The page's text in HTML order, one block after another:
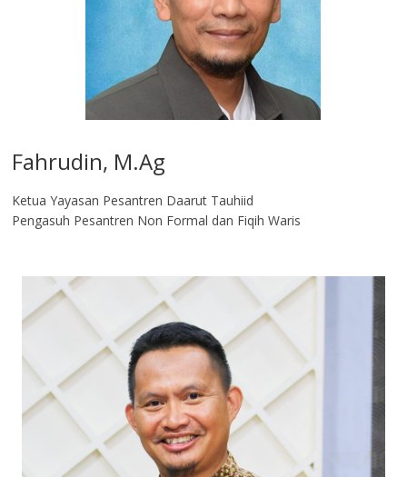
Fahrudin, M.Ag​
Ketua Yayasan Pesantren Daarut Tauhiid
Pengasuh Pesantren Non Formal dan Fiqih Waris